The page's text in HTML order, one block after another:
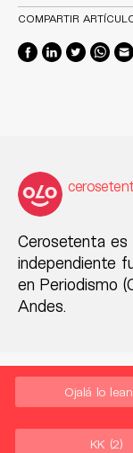
COMPARTIR
Cerosetenta es
independiente
en Periodismo
Andes.
Ojalá lo lean
KK (2)